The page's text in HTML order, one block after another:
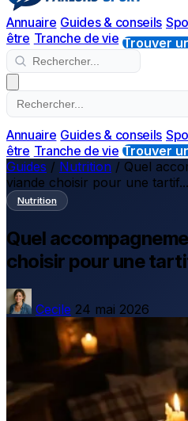
Annuaire Guides & conseils
être Tranche de vie Trouver
Annuaire Guides & conseils
être Tranche de vie Trouver
Guides / Nutrition / Quel
viande choisir pour une tartif...
Nutrition
Quel
choisir pour une
Cecile 24 mai 2026